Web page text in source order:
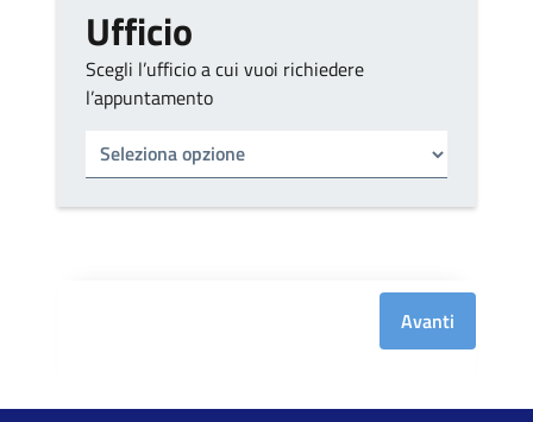
Ufficio
Scegli l’ufficio a cui vuoi richiedere
l’appuntamento
Tipo di ufficio
Avanti